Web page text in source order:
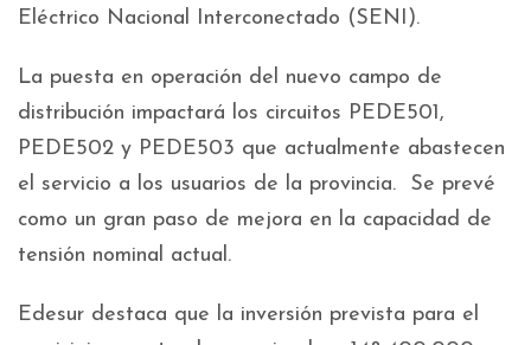
Eléctrico Nacional Interconectado (SENI).
La puesta en operación del nuevo campo de
distribución impactará los circuitos PEDE501,
PEDE502 y PEDE503 que actualmente abastecen
el servicio a los usuarios de la provincia. Se prevé
como un gran paso de mejora en la capacidad de
tensión nominal actual.
Edesur destaca que la inversión prevista para el